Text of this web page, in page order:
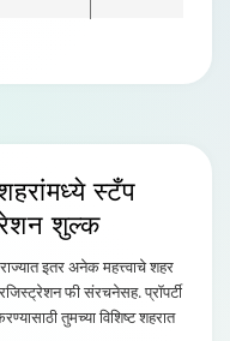
स्टँप
शुल्क
इतर अनेक महत्त्वाचे शहर
फी संरचनेसह. प्रॉपर्टी
तुमच्या विशिष्ट शहरात